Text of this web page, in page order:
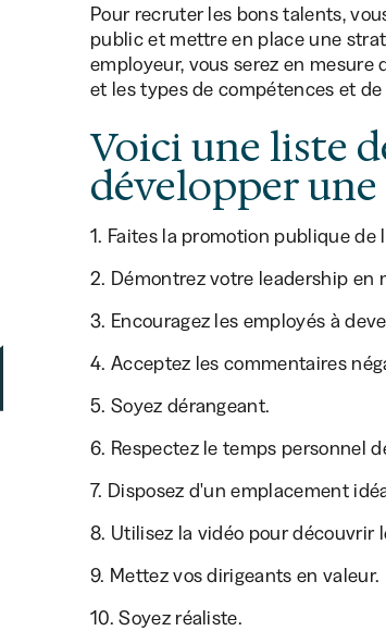
Pour recruter les bons talents,
public et mettre en place une
employeur, vous serez en
et les types de compétences et
Voici une liste
développer
1. Faites la promotion publique
2. Démontrez votre leadership en
3. Encouragez les employés à
4. Acceptez les commentaires
5. Soyez dérangeant.
6. Respectez le temps personnel
7. Disposez d'un emplacement
8. Utilisez la vidéo pour découvrir
9. Mettez vos dirigeants en valeur.
10. Soyez réaliste.